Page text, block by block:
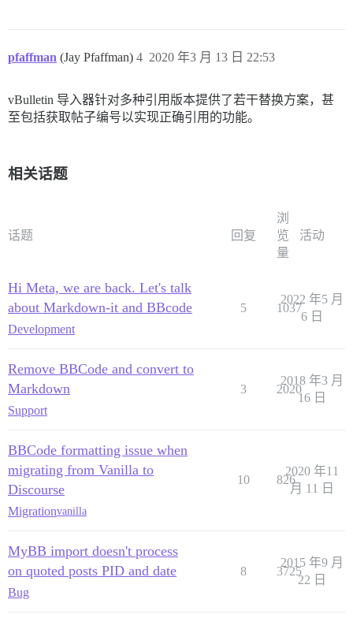
pfaffman (Jay Pfaffman) 2020 年3 月 13 日 22:53
4
vBulletin 导入器针对多种引用版本提供了若干替换方案，甚
至包括获取帖子编号以实现正确引用的功能。
相关话题
话题 回复
浏
览
量
活动
Hi Meta, we are back. Let's talk
about Markdown-it and BBcode
Development
5 1037
2022 年5 月
6 日
Remove BBCode and convert to
Markdown
Support
3 2020
2018 年3 月
16 日
BBCode formatting issue when
migrating from Vanilla to
Discourse
Migrationvanilla
10 826
2020 年11
月 11 日
MyBB import doesn't process
on quoted posts PID and date
Bug
8 3725
2015 年9 月
22 日